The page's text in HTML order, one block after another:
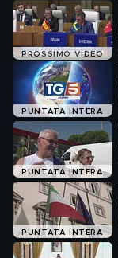
PROSSIMO VIDEO
PUNTATA INTERA
PUNTATA INTERA
PUNTATA INTERA